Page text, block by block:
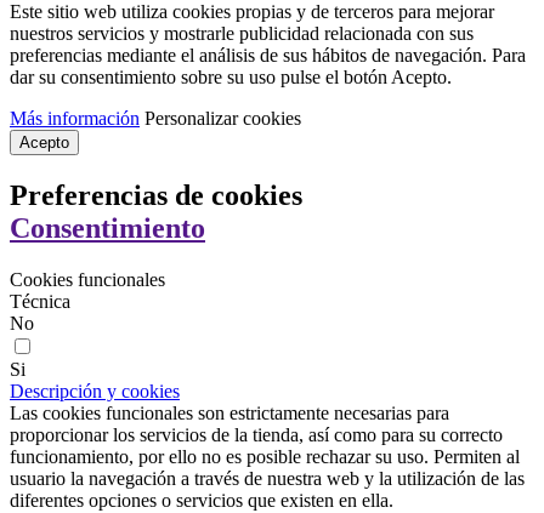
Este sitio web utiliza cookies propias y de terceros para mejorar
nuestros servicios y mostrarle publicidad relacionada con sus
preferencias mediante el análisis de sus hábitos de navegación. Para
dar su consentimiento sobre su uso pulse el botón Acepto.
Más información Personalizar cookies
Acepto
Preferencias de cookies
Consentimiento
Cookies funcionales
Técnica
No
Si
Descripción y cookies
Las cookies funcionales son estrictamente necesarias para
proporcionar los servicios de la tienda, así como para su correcto
funcionamiento, por ello no es posible rechazar su uso. Permiten al
usuario la navegación a través de nuestra web y la utilización de las
diferentes opciones o servicios que existen en ella.